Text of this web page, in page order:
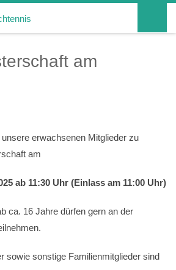
am
erwachsenen Mitglieder zu
am
ab 11:30 Uhr (Einlass am 11:00 Uhr)
ca. 16 Jahre dürfen gern an der
sowie sonstige Familienmitglieder sind